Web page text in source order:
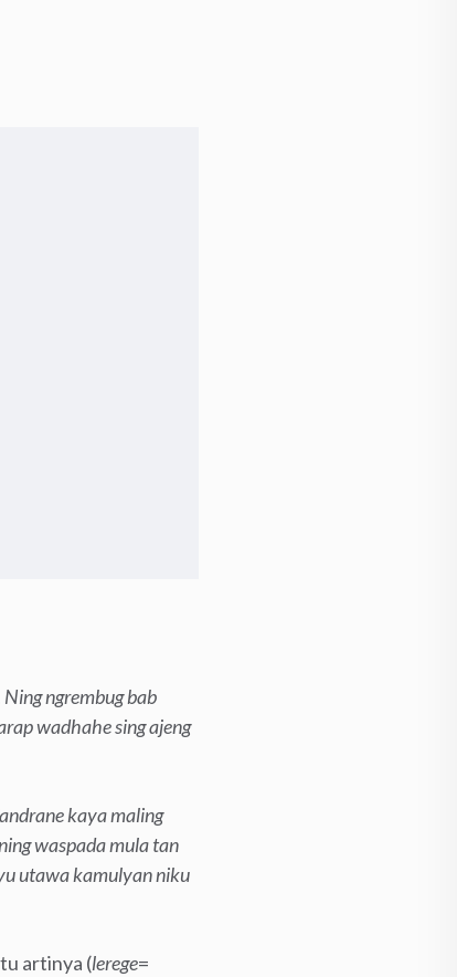
ngrembug bab
wadhahe sing ajeng
kaya maling
waspada mula tan
utawa kamulyan niku
artinya (lerege=